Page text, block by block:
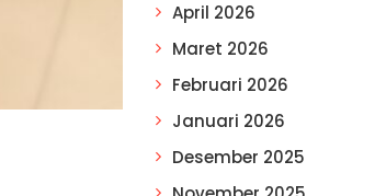
April 2026
Maret 2026
Februari 2026
Januari 2026
Desember 2025